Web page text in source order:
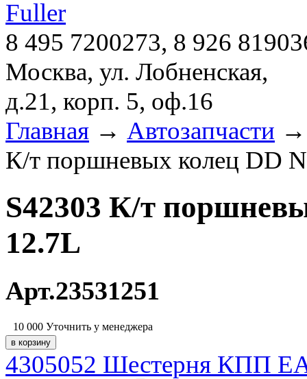
8 495 7200273, 8 926
Москва, ул. Лобненская,
д.21, корп. 5, оф.16
Главная → Автозапчасти
К/т поршневых колец DD
S42303 К/т
12.7L
Арт.23531251
10 000 Уточнить у менеджера
4305052 Шестерня КПП